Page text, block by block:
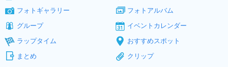
フォトギャラリー
フォトアルバム
グループ
イベントカレンダー
ラップタイム
おすすめスポット
まとめ
クリップ